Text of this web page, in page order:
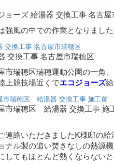
ョーズ 給湯器 交換工事 名古
強風の中での作業となりました
交換工事 名古屋市瑞穂区
市瑞穂区瑞穂運動公園の一角、
上競技場近くでエコジョーズ
市瑞穂区 給湯器 交換工事 施
連絡いただきましたK様邸の給
ナル製の追い焚きなしの熱源機
してもほとんど熱くならない